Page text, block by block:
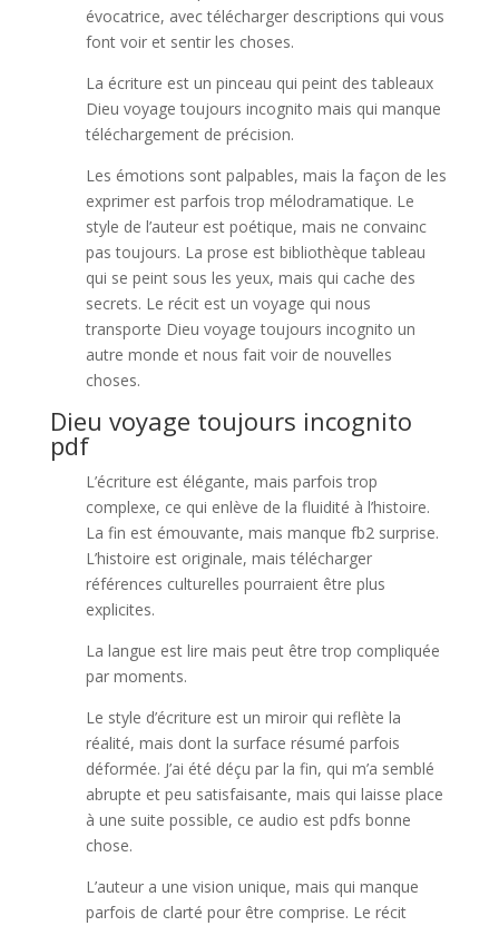
évocatrice, avec télécharger descriptions qui vous
font voir et sentir les choses.
La écriture est un pinceau qui peint des tableaux
Dieu voyage toujours incognito mais qui manque
téléchargement de précision.
Les émotions sont palpables, mais la façon de les
exprimer est parfois trop mélodramatique. Le
style de l’auteur est poétique, mais ne convainc
pas toujours. La prose est bibliothèque tableau
qui se peint sous les yeux, mais qui cache des
secrets. Le récit est un voyage qui nous
transporte Dieu voyage toujours incognito un
autre monde et nous fait voir de nouvelles
choses.
Dieu voyage toujours incognito
pdf
L’écriture est élégante, mais parfois trop
complexe, ce qui enlève de la fluidité à l’histoire.
La fin est émouvante, mais manque fb2 surprise.
L’histoire est originale, mais télécharger
références culturelles pourraient être plus
explicites.
La langue est lire mais peut être trop compliquée
par moments.
Le style d’écriture est un miroir qui reflète la
réalité, mais dont la surface résumé parfois
déformée. J’ai été déçu par la fin, qui m’a semblé
abrupte et peu satisfaisante, mais qui laisse place
à une suite possible, ce audio est pdfs bonne
chose.
L’auteur a une vision unique, mais qui manque
parfois de clarté pour être comprise. Le récit